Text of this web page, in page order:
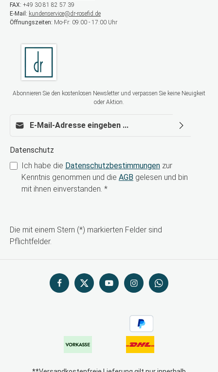
FAX: +49 30 81 82 57 39
E-Mail: kundenservice@dr-rosefid.de
Öffnungszeiten: Mo-Fr: 09:00 - 17:00 Uhr
Abonnieren Sie den kostenlosen Newsletter und verpassen Sie keine Neuigkeit
oder Aktion.
Datenschutz
Ich habe die Datenschutzbestimmungen zur
Kenntnis genommen und die AGB gelesen und bin
mit ihnen einverstanden. *
Die mit einem Stern (*) markierten Felder sind
Pflichtfelder.